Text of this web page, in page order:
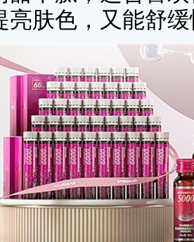
亮肤色，又能舒